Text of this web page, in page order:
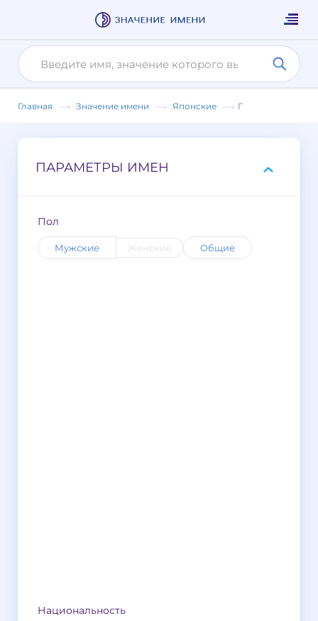
Главная Значение имени Японские Г
ПАРАМЕТРЫ ИМЕН
Пол
Мужские Женские Общие
Национальность